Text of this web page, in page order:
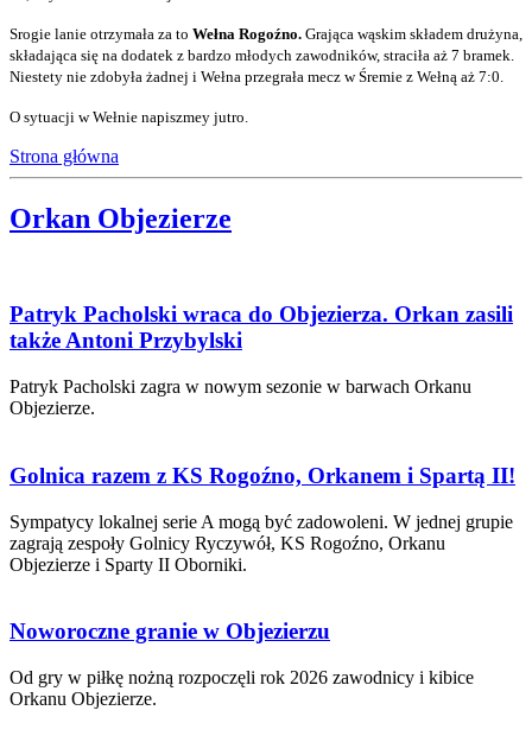
Srogie lanie otrzymała za to Wełna Rogoźno. Grająca wąskim składem drużyna,
składająca się na dodatek z bardzo młodych zawodników, straciła aż 7 bramek.
Niestety nie zdobyła żadnej i Wełna przegrała mecz w Śremie z Wełną aż 7:0.
O sytuacji w Wełnie napiszmey jutro.
Strona główna
Orkan Objezierze
Patryk Pacholski wraca do Objezierza. Orkan zasili
także Antoni Przybylski
Patryk Pacholski zagra w nowym sezonie w barwach Orkanu
Objezierze.
Golnica razem z KS Rogoźno, Orkanem i Spartą II!
Sympatycy lokalnej serie A mogą być zadowoleni. W jednej grupie
zagrają zespoły Golnicy Ryczywół, KS Rogoźno, Orkanu
Objezierze i Sparty II Oborniki.
Noworoczne granie w Objezierzu
Od gry w piłkę nożną rozpoczęli rok 2026 zawodnicy i kibice
Orkanu Objezierze.